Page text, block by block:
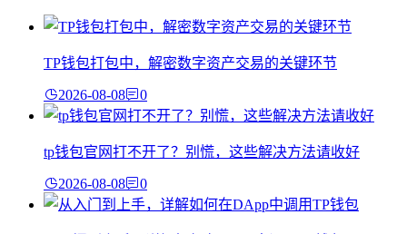
TP钱包打包中，解密数字资产交易的关键环节
2026-08-08 0
tp钱包官网打不开了？别慌，这些解决方法请收好
2026-08-08 0